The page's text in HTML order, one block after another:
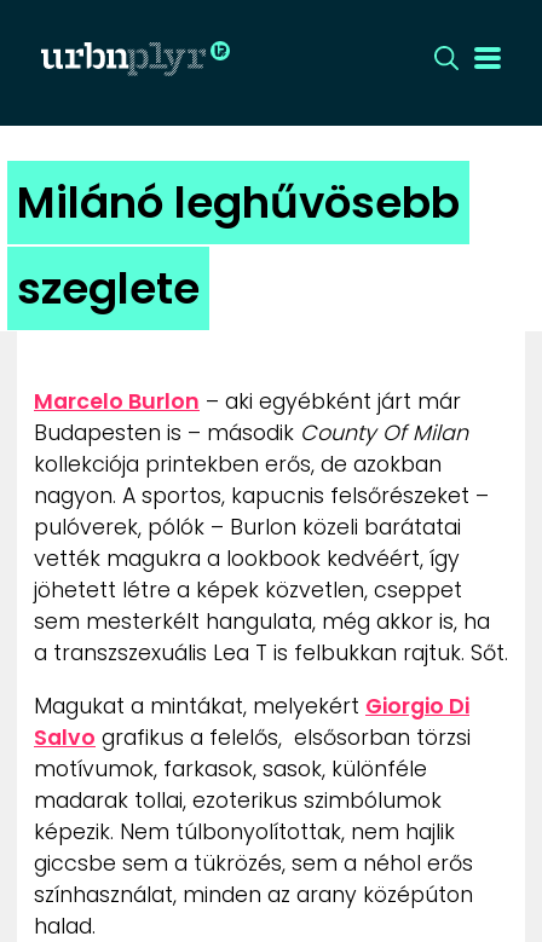
CÍMLAP
DIZÁJN
HIP
KULT
UTCA
ZENE
MÉDIAAJÁNLAT
IMPRESSZUM
ADATKEZELÉSI TÁJÉKOZTATÓ
Milánó leghűvösebb
szeglete
Marcelo Burlon – aki egyébként járt már
Budapesten is – második County Of Milan
kollekciója printekben erős, de azokban
nagyon. A sportos, kapucnis felsőrészeket –
pulóverek, pólók – Burlon közeli barátatai
vették magukra a lookbook kedvéért, így
jöhetett létre a képek közvetlen, cseppet
sem mesterkélt hangulata, még akkor is, ha
a transzszexuális Lea T is felbukkan rajtuk. Sőt.
Magukat a mintákat, melyekért Giorgio Di
Salvo grafikus a felelős, elsősorban törzsi
motívumok, farkasok, sasok, különféle
madarak tollai, ezoterikus szimbólumok
képezik. Nem túlbonyolítottak, nem hajlik
giccsbe sem a tükrözés, sem a néhol erős
színhasználat, minden az arany középúton
halad.